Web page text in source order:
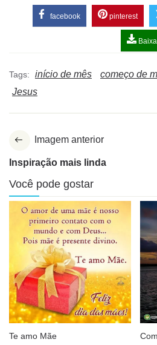
facebook pinterest
Tags: início de mês começo de
Jesus
Imagem anterior
Inspiração mais linda
Você pode gostar
Te amo Mãe